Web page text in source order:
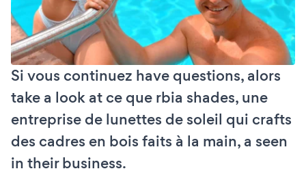
Si vous continuez have questions, alors
take a look at ce que rbia shades, une
entreprise de lunettes de soleil qui crafts
des cadres en bois faits à la main, a seen
in their business.